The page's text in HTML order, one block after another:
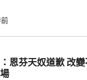
完成射擊訓練、前往集
停車並安全疏散，南韓
起火原因。
恩芬天奴道歉 改變